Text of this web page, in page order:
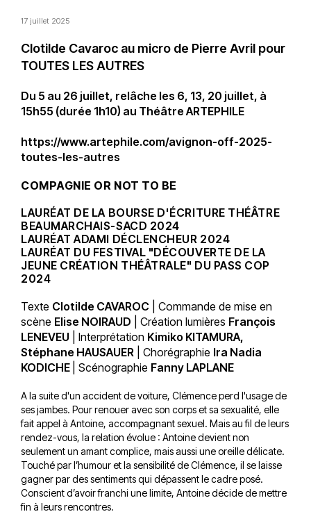
17 juillet 2025
Clotilde Cavaroc au micro de Pierre Avril pour
TOUTES LES AUTRES
Du 5 au 26 juillet, relâche les 6, 13, 20 juillet, à
15h55 (durée 1h10) au Théâtre ARTEPHILE
https://www.artephile.com/avignon-off-2025-
toutes-les-autres
COMPAGNIE OR NOT TO BE
LAURÉAT DE LA BOURSE D'ÉCRITURE THÉÂTRE
BEAUMARCHAIS-SACD 2024
LAURÉAT ADAMI DÉCLENCHEUR 2024
LAURÉAT DU FESTIVAL "DÉCOUVERTE DE LA
JEUNE CRÉATION THÉÂTRALE" DU PASS COP
2024
Texte Clotilde CAVAROC | Commande de mise en
scène Elise NOIRAUD | Création lumières François
LENEVEU | Interprétation Kimiko KITAMURA,
Stéphane HAUSAUER | Chorégraphie Ira Nadia
KODICHE | Scénographie Fanny LAPLANE
A la suite d'un accident de voiture, Clémence perd l'usage de
ses jambes. Pour renouer avec son corps et sa sexualité, elle
fait appel à Antoine, accompagnant sexuel. Mais au fil de leurs
rendez-vous, la relation évolue : Antoine devient non
seulement un amant complice, mais aussi une oreille délicate.
Touché par l’humour et la sensibilité de Clémence, il se laisse
gagner par des sentiments qui dépassent le cadre posé.
Conscient d’avoir franchi une limite, Antoine décide de mettre
fin à leurs rencontres.